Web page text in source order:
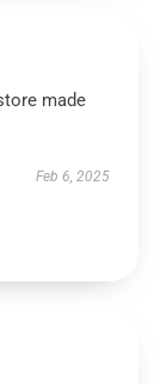
made
Feb 6, 2025